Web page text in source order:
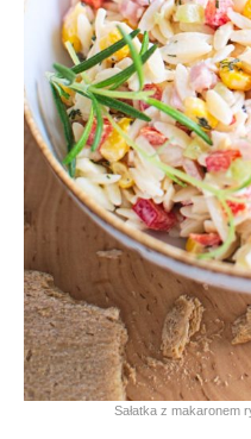
Sałatka z makaronem